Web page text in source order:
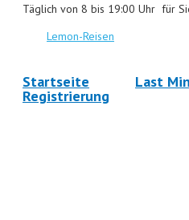
Täglich von 8 bis 19:00 Uhr für
Lemon-Reisen
Startseite Last
Registrierung